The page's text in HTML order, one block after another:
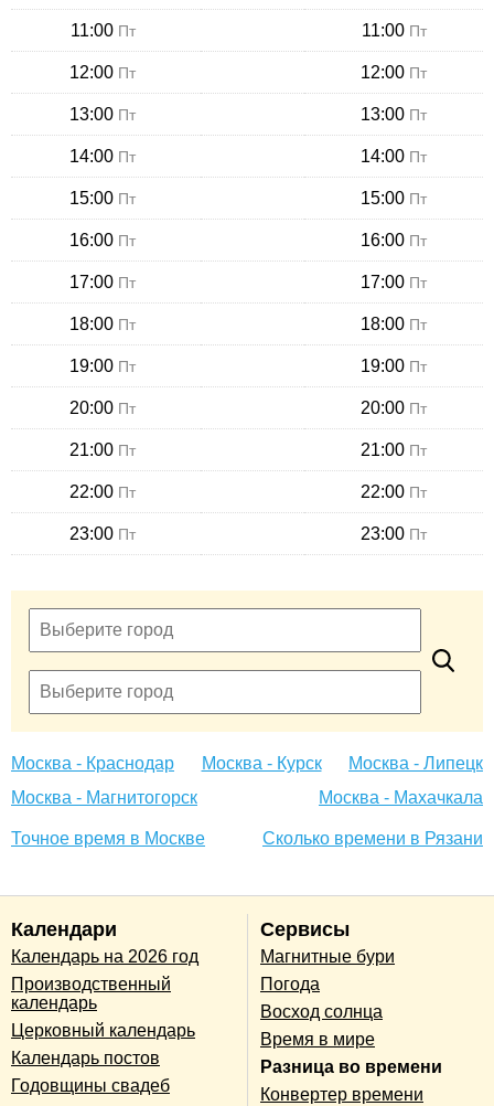
11:00 Пт 11:00 Пт
12:00 Пт 12:00 Пт
13:00 Пт 13:00 Пт
14:00 Пт 14:00 Пт
15:00 Пт 15:00 Пт
16:00 Пт 16:00 Пт
17:00 Пт 17:00 Пт
18:00 Пт 18:00 Пт
19:00 Пт 19:00 Пт
20:00 Пт 20:00 Пт
21:00 Пт 21:00 Пт
22:00 Пт 22:00 Пт
23:00 Пт 23:00 Пт
Москва - Краснодар Москва - Курск
Москва - Липецк
Москва - Магнитогорск
Москва - Махачкала
Точное время в Москве Сколько времени в Рязани
Календари
Календарь на 2026 год
Производственный
календарь
Церковный календарь
Календарь постов
Годовщины свадеб
Сервисы
Магнитные бури
Погода
Восход солнца
Время в мире
Разница во времени
Конвертер времени